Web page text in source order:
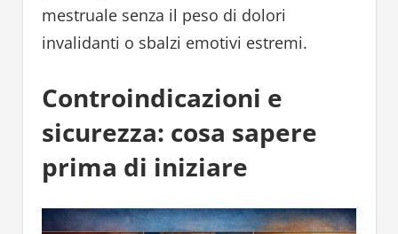
mestruale senza il peso di dolori
invalidanti o sbalzi emotivi estremi.
Controindicazioni e
sicurezza: cosa sapere
prima di iniziare